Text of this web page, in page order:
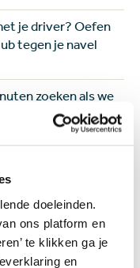
doeleinden.
ons platform en
te klikken ga je
en
je driver? Oefen
tegen je navel
zoeken als we
mijn bal in de
drievoudig
ademt de